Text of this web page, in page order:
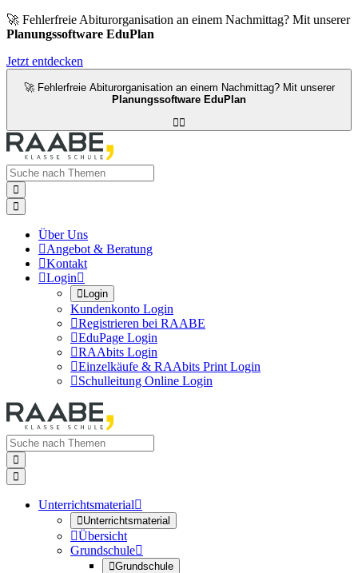
🚀 Fehlerfreie Abiturorganisation an einem Nachmittag? Mit unserer
Planungssoftware EduPlan
Jetzt entdecken
🚀 Fehlerfreie Abiturorganisation an einem Nachmittag? Mit unserer
Planungssoftware EduPlan



Über Uns
Angebot & Beratung
Kontakt
Login
Login
Kundenkonto Login
Registrieren bei RAABE
EduPage Login
RAAbits Login
Einzelkäufe & RAAbits Print Login
Schulleitung Online Login


Unterrichtsmaterial
Unterrichtsmaterial
Übersicht
Grundschule
Grundschule